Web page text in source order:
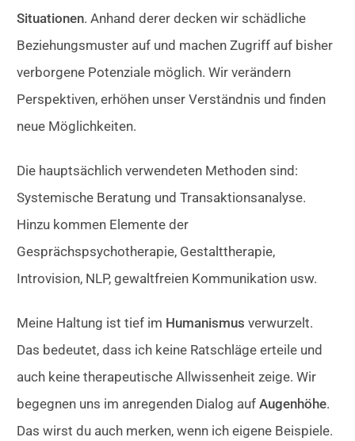
Situationen. Anhand derer decken wir schädliche
Beziehungsmuster auf und machen Zugriff auf bisher
verborgene Potenziale möglich. Wir verändern
Perspektiven, erhöhen unser Verständnis und finden
neue Möglichkeiten.
Die hauptsächlich verwendeten Methoden sind:
Systemische Beratung und Transaktionsanalyse.
Hinzu kommen Elemente der
Gesprächspsychotherapie, Gestalttherapie,
Introvision, NLP, gewaltfreien Kommunikation usw.
Meine Haltung ist tief im Humanismus verwurzelt.
Das bedeutet, dass ich keine Ratschläge erteile und
auch keine therapeutische Allwissenheit zeige. Wir
begegnen uns im anregenden Dialog auf Augenhöhe.
Das wirst du auch merken, wenn ich eigene Beispiele.